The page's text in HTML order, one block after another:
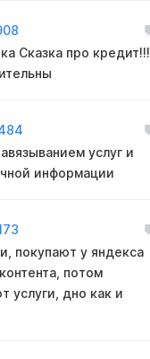
Сказка про кредит!!!
услуг и
информации
покупают у яндекса
потом
услуги, дно как и